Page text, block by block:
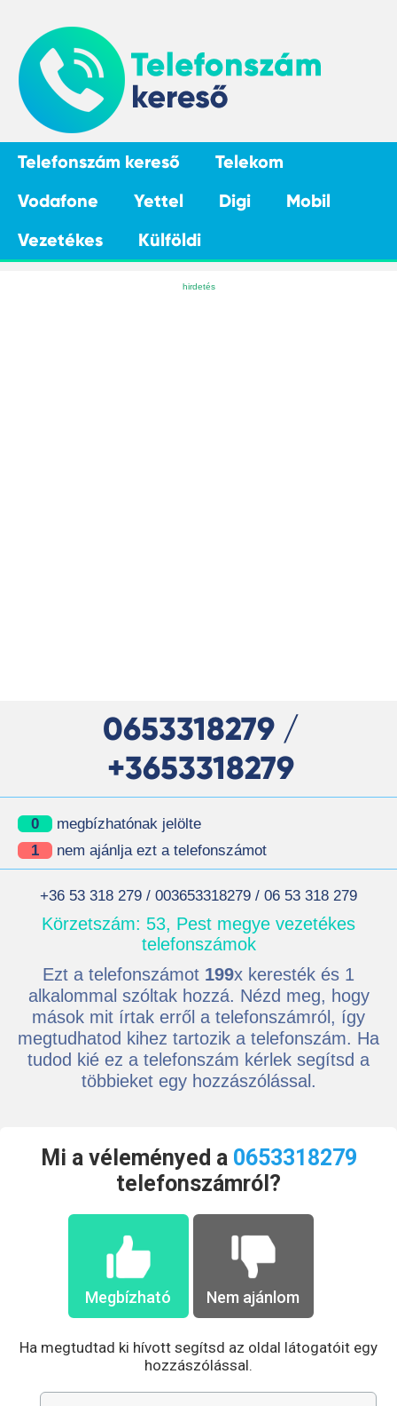
Telefonszám kereső
Telekom
Vodafone
Yettel Digi
Mobil
Vezetékes
Külföldi
0653318279 /
+3653318279
0
megbízhatónak jelölte
1
nem ajánlja ezt a telefonszámot
+36 53 318 279 / 003653318279 / 06 53 318 279
Körzetszám: 53, Pest megye vezetékes
telefonszámok
Ezt a telefonszámot 199x keresték és 1
alkalommal szóltak hozzá. Nézd meg, hogy
mások mit írtak erről a telefonszámról, így
megtudhatod kihez tartozik a telefonszám. Ha
tudod kié ez a telefonszám kérlek segítsd a
többieket egy hozzászólással.
Mi a véleményed a 0653318279
telefonszámról?
Megbízható Nem ajánlom
Ha megtudtad ki hívott segítsd az oldal látogatóit egy
hozzászólással.